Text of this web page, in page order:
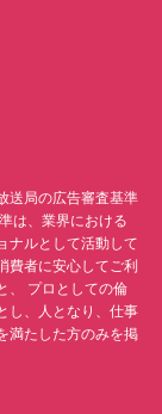
送局の広告審査基準
は、業界における
ナルとして活動して
費者に安心してご利
、 プロとしての倫
し、人となり、仕事
満たした方のみを掲